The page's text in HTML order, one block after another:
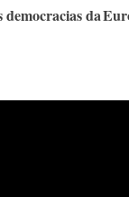
da